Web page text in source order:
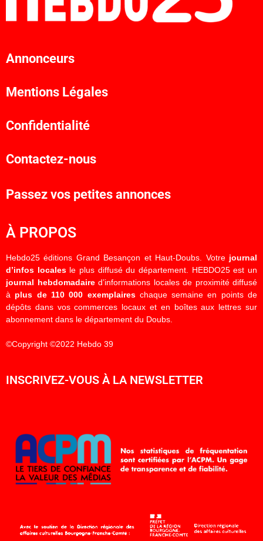
Annonceurs
Mentions Légales
Confidentialité
Contactez-nous
Passez vos petites annonces
À PROPOS
Hebdo25 éditions Grand Besançon et Haut-Doubs. Votre journal
d’infos localesle plus diffusé du département. HEBDO25 est un
journal hebdomadaired’informations locales de proximité diffusé
à plus de 110 000 exemplaireschaque semaine en points de
dépôts dans vos commerces locaux et en boîtes aux lettres sur
abonnement dans le département du Doubs.
©Copyright ©2022 Hebdo 39
INSCRIVEZ-VOUS À LA NEWSLETTER